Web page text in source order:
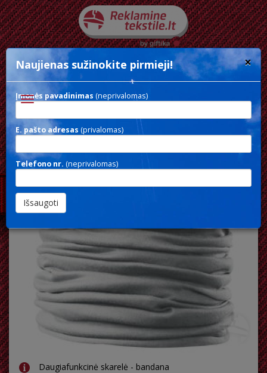
Toggle
BANDANA-3
Daugiafunkcinė skarelė - bandana
×
Naujienas sužinokite pirmieji!
Įmonės pavadinimas (neprivalomas)
E. pašto adresas (privalomas)
Telefono nr. (neprivalomas)